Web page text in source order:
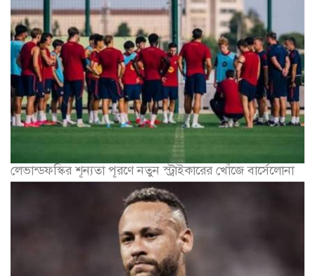
লেভান্ডফস্কির শূন্যতা পূরণে নতুন স্ট্রাইকারের খোঁজে বার্সেলোনা